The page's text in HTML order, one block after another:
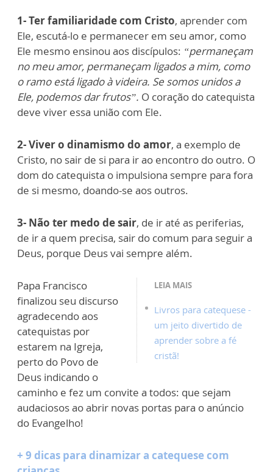
1-Ter familiaridade com Cristo, aprender com
Ele, escutá-lo e permanecer em seu amor, como
Ele mesmo ensinou aos discípulos: “permaneçam
no meu amor, permaneçam ligados a mim, como
o ramo está ligado à videira. Se somos unidos a
Ele, podemos dar frutos”. O coração do catequista
deve viver essa união com Ele.
2-Viver o dinamismo do amor, a exemplo de
Cristo, no sair de si para ir ao encontro do outro. O
dom do catequista o impulsiona sempre para fora
de si mesmo, doando-se aos outros.
3- Não ter medo de sair, de ir até as periferias,
de ir a quem precisa, sair do comum para seguir a
Deus, porque Deus vai sempre além.
LEIA MAIS
Livros para catequese -
um jeito divertido de
aprender sobre a fé
cristã!
Papa Francisco
finalizou seu discurso
agradecendo aos
catequistas por
estarem na Igreja,
perto do Povo de
Deus indicando o
caminho e fez um convite a todos: que sejam
audaciosos ao abrir novas portas para o anúncio
do Evangelho!
+ 9 dicas para dinamizar a catequese com